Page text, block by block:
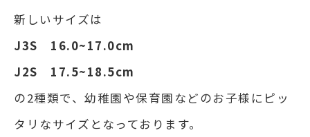
新しいサイズは
J3S 16.0~17.0cm
J2S 17.5~18.5cm
の2種類で、幼稚園や保育園などのお子様にピッ
タリなサイズとなっております。